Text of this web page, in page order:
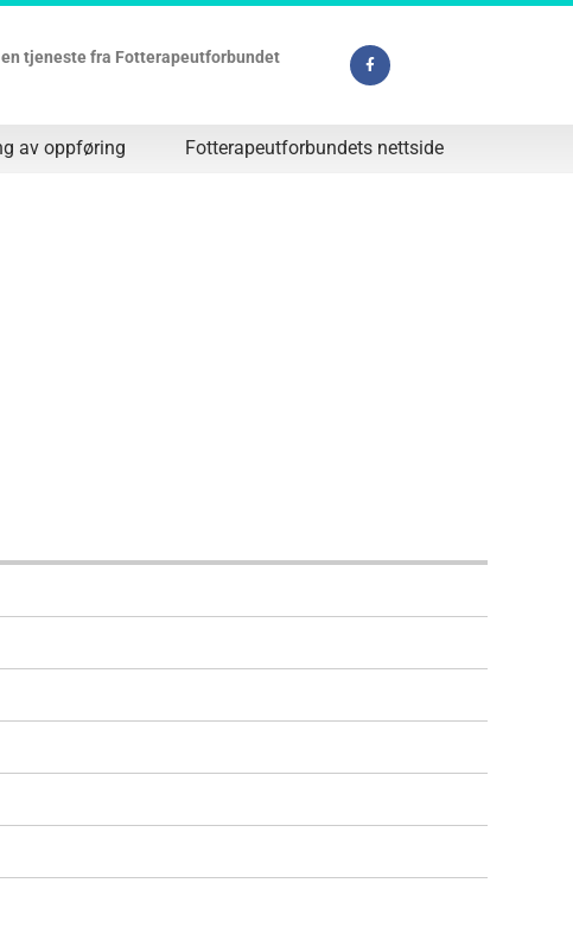
tjeneste fra Fotterapeutforbundet
av oppføring Fotterapeutforbundets nettside